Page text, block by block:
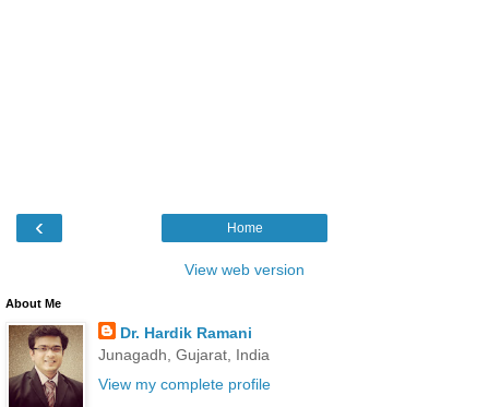
‹ Home
View web version
About Me
Dr. Hardik Ramani
Junagadh, Gujarat, India
View my complete profile